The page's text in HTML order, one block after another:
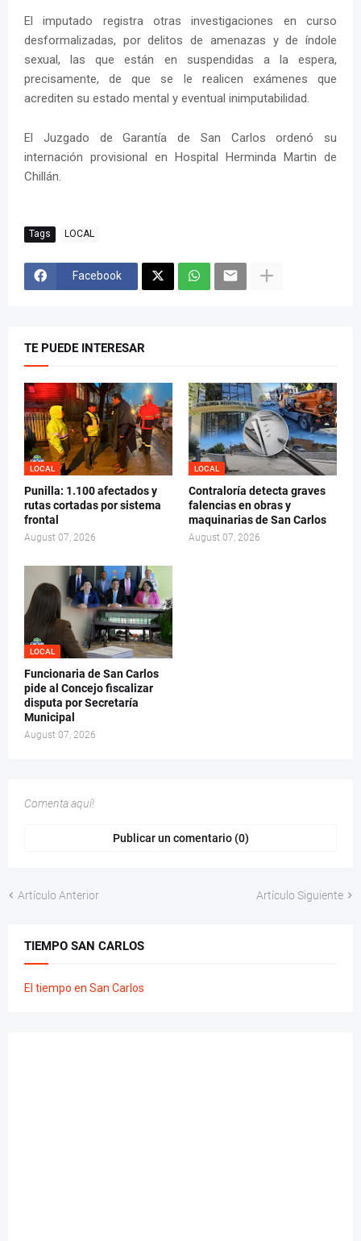
El imputado registra otras investigaciones en curso
desformalizadas, por delitos de amenazas y de índole
sexual, las que están en suspendidas a la espera,
precisamente, de que se le realicen exámenes que
acrediten su estado mental y eventual inimputabilidad.
El Juzgado de Garantía de San Carlos ordenó su
internación provisional en Hospital Herminda Martin de
Chillán.
Tags LOCAL
Facebook
TE PUEDE INTERESAR
LOCAL
Punilla: 1.100 afectados y
rutas cortadas por sistema
frontal
August 07, 2026
LOCAL
Contraloría detecta graves
falencias en obras y
maquinarias de San Carlos
August 07, 2026
LOCAL
Funcionaria de San Carlos
pide al Concejo fiscalizar
disputa por Secretaría
Municipal
August 07, 2026
Comenta aquí!
Publicar un comentario (0)
Artículo Anterior Artículo Siguiente
TIEMPO SAN CARLOS
El tiempo en San Carlos